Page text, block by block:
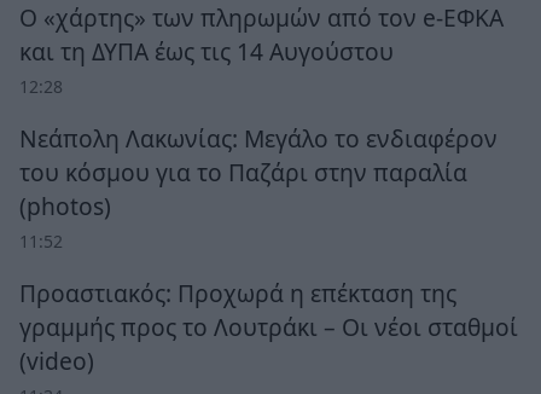
Ο «χάρτης» των πληρωμών από τον e-ΕΦΚΑ
και τη ΔΥΠΑ έως τις 14 Αυγούστου
12:28
Νεάπολη Λακωνίας: Μεγάλο το ενδιαφέρον
του κόσμου για το Παζάρι στην παραλία
(photos)
11:52
Προαστιακός: Προχωρά η επέκταση της
γραμμής προς το Λουτράκι – Οι νέοι σταθμοί
(video)